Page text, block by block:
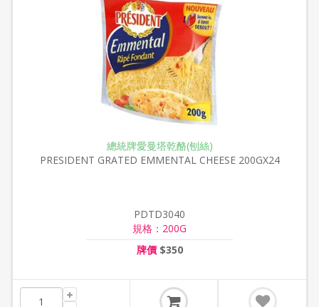
總統牌愛曼塔乾酪(刨絲)
PRESIDENT GRATED EMMENTAL CHEESE 200GX24
PDTD3040
規格：200G
牌價$350